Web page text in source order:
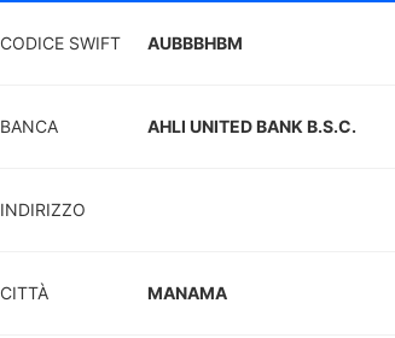
CODICE SWIFT AUBBBHBM
BANCA AHLI UNITED BANK B.S.C.
INDIRIZZO
CITTÀ MANAMA